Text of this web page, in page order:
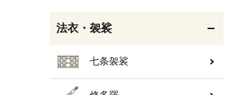
法衣・袈裟
七条袈裟